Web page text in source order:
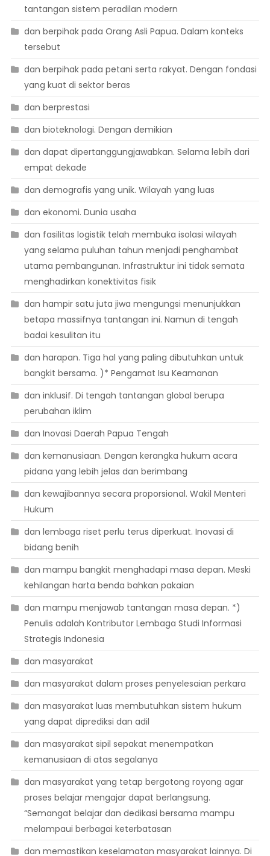
tantangan sistem peradilan modern
dan berpihak pada Orang Asli Papua. Dalam konteks
tersebut
dan berpihak pada petani serta rakyat. Dengan fondasi
yang kuat di sektor beras
dan berprestasi
dan bioteknologi. Dengan demikian
dan dapat dipertanggungjawabkan. Selama lebih dari
empat dekade
dan demografis yang unik. Wilayah yang luas
dan ekonomi. Dunia usaha
dan fasilitas logistik telah membuka isolasi wilayah
yang selama puluhan tahun menjadi penghambat
utama pembangunan. Infrastruktur ini tidak semata
menghadirkan konektivitas fisik
dan hampir satu juta jiwa mengungsi menunjukkan
betapa massifnya tantangan ini. Namun di tengah
badai kesulitan itu
dan harapan. Tiga hal yang paling dibutuhkan untuk
bangkit bersama. )* Pengamat Isu Keamanan
dan inklusif. Di tengah tantangan global berupa
perubahan iklim
dan Inovasi Daerah Papua Tengah
dan kemanusiaan. Dengan kerangka hukum acara
pidana yang lebih jelas dan berimbang
dan kewajibannya secara proporsional. Wakil Menteri
Hukum
dan lembaga riset perlu terus diperkuat. Inovasi di
bidang benih
dan mampu bangkit menghadapi masa depan. Meski
kehilangan harta benda bahkan pakaian
dan mampu menjawab tantangan masa depan. *)
Penulis adalah Kontributor Lembaga Studi Informasi
Strategis Indonesia
dan masyarakat
dan masyarakat dalam proses penyelesaian perkara
dan masyarakat luas membutuhkan sistem hukum
yang dapat diprediksi dan adil
dan masyarakat sipil sepakat menempatkan
kemanusiaan di atas segalanya
dan masyarakat yang tetap bergotong royong agar
proses belajar mengajar dapat berlangsung.
“Semangat belajar dan dedikasi bersama mampu
melampaui berbagai keterbatasan
dan memastikan keselamatan masyarakat lainnya. Di